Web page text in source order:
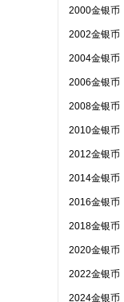
2000金银币
2002金银币
2004金银币
2006金银币
2008金银币
2010金银币
2012金银币
2014金银币
2016金银币
2018金银币
2020金银币
2022金银币
2024金银币